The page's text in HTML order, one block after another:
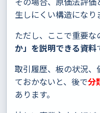
生しにくい構造になり
ただし、ここで重要な
か」を説明できる資料
取引履歴、板の状況、
ておかないと、後で分
あります。